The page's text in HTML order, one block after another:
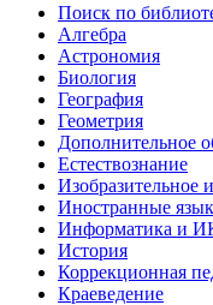
Поиск по
Алгебра
Астрономия
Биология
География
Геометрия
Дополнительное
Естествознание
Изобразительное
Иностранные
Информатика и
История
Коррекционная
Краеведение